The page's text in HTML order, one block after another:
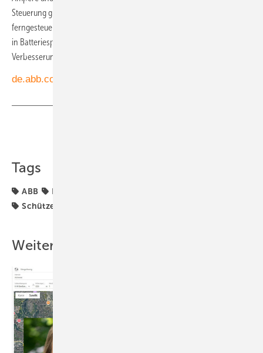
Steuerung großer Teile eines Solarkraftwerks. Durch die
ferngesteuerte und automatische Energieeinspeisung in das Netz oder
in Batteriespeichersysteme unterstützen die Schütze Strategien zur
Verbesserung der Energieeffizienz von Photovoltaikanlagen.
de.abb.com
Tags
ABB DC-Technik
Schütze
Weitere Inhalte